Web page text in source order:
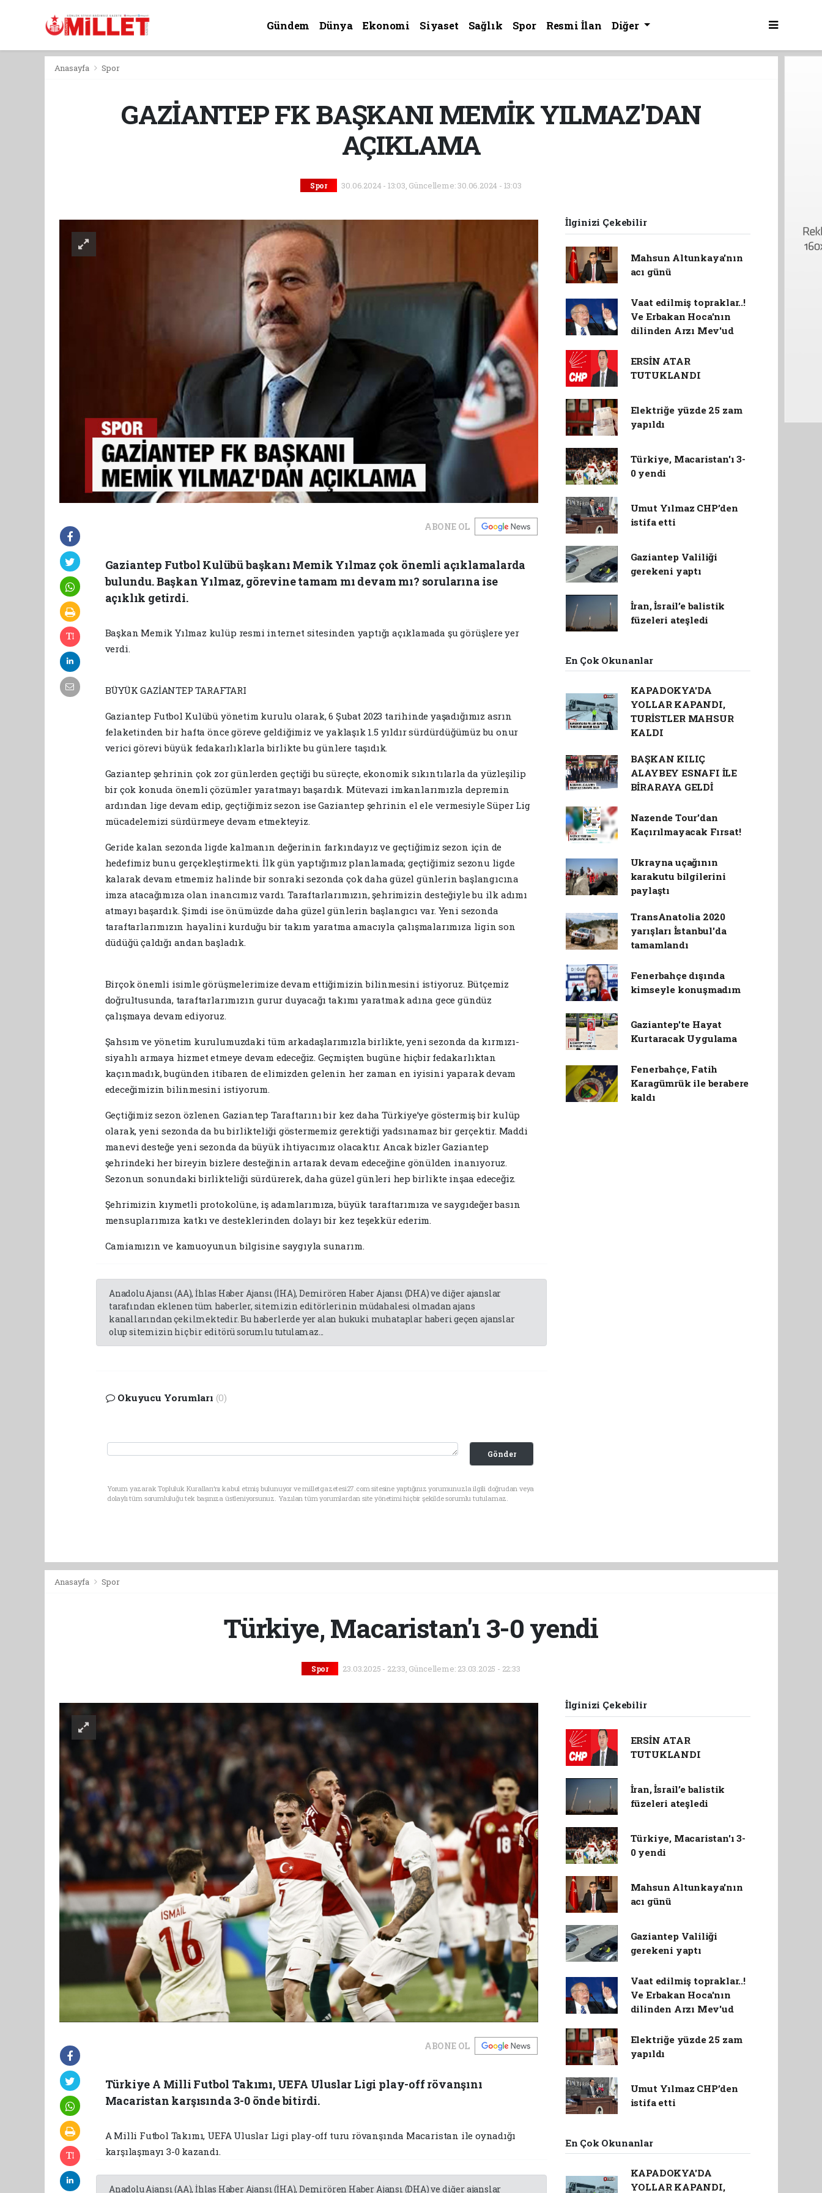
Gündem Dünya Ekonomi Siyaset Sağlık Spor Resmi İlan Diğer
Anasayfa Spor
GAZİANTEP FK BAŞKANI MEMİK YILMAZ'DAN
AÇIKLAMA
Spor 30.06.2024 - 13:03, Güncelleme: 30.06.2024 - 13:03
ABONE OL
Gaziantep Futbol Kulübü başkanı Memik Yılmaz çok önemli açıklamalarda
bulundu. Başkan Yılmaz, görevine tamam mı devam mı? sorularına ise
açıklık getirdi.
Başkan Memik Yılmaz kulüp resmi internet sitesinden yaptığı açıklamada şu görüşlere yer
verdi.
BÜYÜK GAZİANTEP TARAFTARI
Gaziantep Futbol Kulübü yönetim kurulu olarak, 6 Şubat 2023 tarihinde yaşadığımız asrın
felaketinden bir hafta önce göreve geldiğimiz ve yaklaşık 1.5 yıldır sürdürdüğümüz bu onur
verici görevi büyük fedakarlıklarla birlikte bu günlere taşıdık.
Gaziantep şehrinin çok zor günlerden geçtiği bu süreçte, ekonomik sıkıntılarla da yüzleşilip
bir çok konuda önemli çözümler yaratmayı başardık. Mütevazi imkanlarımızla depremin
ardından lige devam edip, geçtiğimiz sezon ise Gaziantep şehrinin el ele vermesiyle Süper Lig
mücadelemizi sürdürmeye devam etmekteyiz.
Geride kalan sezonda ligde kalmanın değerinin farkındayız ve geçtiğimiz sezon için de
hedefimiz bunu gerçekleştirmekti. İlk gün yaptığımız planlamada; geçtiğimiz sezonu ligde
kalarak devam etmemiz halinde bir sonraki sezonda çok daha güzel günlerin başlangıcına
imza atacağımıza olan inancımız vardı. Taraftarlarımızın, şehrimizin desteğiyle bu ilk adımı
atmayı başardık. Şimdi ise önümüzde daha güzel günlerin başlangıcı var. Yeni sezonda
taraftarlarımızın hayalini kurduğu bir takım yaratma amacıyla çalışmalarımıza ligin son
düdüğü çaldığı andan başladık.
Birçok önemli isimle görüşmelerimize devam ettiğimizin bilinmesini istiyoruz. Bütçemiz
doğrultusunda, taraftarlarımızın gurur duyacağı takımı yaratmak adına gece gündüz
çalışmaya devam ediyoruz.
Şahsım ve yönetim kurulumuzdaki tüm arkadaşlarımızla birlikte, yeni sezonda da kırmızı-
siyahlı armaya hizmet etmeye devam edeceğiz. Geçmişten bugüne hiçbir fedakarlıktan
kaçınmadık, bugünden itibaren de elimizden gelenin her zaman en iyisini yaparak devam
edeceğimizin bilinmesini istiyorum.
Geçtiğimiz sezon özlenen Gaziantep Taraftarını bir kez daha Türkiye’ye göstermiş bir kulüp
olarak, yeni sezonda da bu birlikteliği göstermemiz gerektiği yadsınamaz bir gerçektir. Maddi
manevi desteğe yeni sezonda da büyük ihtiyacımız olacaktır. Ancak bizler Gaziantep
şehrindeki her bireyin bizlere desteğinin artarak devam edeceğine gönülden inanıyoruz.
Sezonun sonundaki birlikteliği sürdürerek, daha güzel günleri hep birlikte inşaa edeceğiz.
Şehrimizin kıymetli protokolüne, iş adamlarımıza, büyük taraftarımıza ve saygıdeğer basın
mensuplarımıza katkı ve desteklerinden dolayı bir kez teşekkür ederim.
Camiamızın ve kamuoyunun bilgisine saygıyla sunarım.
Anadolu Ajansı (AA), İhlas Haber Ajansı (İHA), Demirören Haber Ajansı (DHA) ve diğer ajanslar
tarafından eklenen tüm haberler, sitemizin editörlerinin müdahalesi olmadan ajans
kanallarından çekilmektedir. Bu haberlerde yer alan hukuki muhataplar haberi geçen ajanslar
olup sitemizin hiç bir editörü sorumlu tutulamaz...
Okuyucu Yorumları (0)
Gönder
Yorum yazarak Topluluk Kuralları’nı kabul etmiş bulunuyor ve milletgazetesi27.com sitesine yaptığınız yorumunuzla ilgili doğrudan veya
dolaylı tüm sorumluluğu tek başınıza üstleniyorsunuz. Yazılan tüm yorumlardan site yönetimi hiçbir şekilde sorumlu tutulamaz.
İlginizi Çekebilir
Mahsun Altunkaya'nın
acı günü
Vaat edilmiş topraklar..!
Ve Erbakan Hoca'nın
dilinden Arzı Mev'ud
ERSİN ATAR
TUTUKLANDI
Elektriğe yüzde 25 zam
yapıldı
Türkiye, Macaristan'ı 3-
0 yendi
Umut Yılmaz CHP’den
istifa etti
Gaziantep Valiliği
gerekeni yaptı
İran, İsrail’e balistik
füzeleri ateşledi
En Çok Okunanlar
KAPADOKYA'DA
YOLLAR KAPANDI,
TURİSTLER MAHSUR
KALDI
BAŞKAN KILIÇ
ALAYBEY ESNAFI İLE
BİRARAYA GELDİ
Nazende Tour’dan
Kaçırılmayacak Fırsat!
Ukrayna uçağının
karakutu bilgilerini
paylaştı
TransAnatolia 2020
yarışları İstanbul'da
tamamlandı
Fenerbahçe dışında
kimseyle konuşmadım
Gaziantep'te Hayat
Kurtaracak Uygulama
Fenerbahçe, Fatih
Karagümrük ile berabere
kaldı
Anasayfa Spor
Türkiye, Macaristan'ı 3-0 yendi
Spor 23.03.2025 - 22:33, Güncelleme: 23.03.2025 - 22:33
ABONE OL
Türkiye A Milli Futbol Takımı, UEFA Uluslar Ligi play-off rövanşını
Macaristan karşısında 3-0 önde bitirdi.
A Milli Futbol Takımı, UEFA Uluslar Ligi play-off turu rövanşında Macaristan ile oynadığı
karşılaşmayı 3-0 kazandı.
Anadolu Ajansı (AA), İhlas Haber Ajansı (İHA), Demirören Haber Ajansı (DHA) ve diğer ajanslar
İlginizi Çekebilir
ERSİN ATAR
TUTUKLANDI
İran, İsrail’e balistik
füzeleri ateşledi
Türkiye, Macaristan'ı 3-
0 yendi
Mahsun Altunkaya'nın
acı günü
Gaziantep Valiliği
gerekeni yaptı
Vaat edilmiş topraklar..!
Ve Erbakan Hoca'nın
dilinden Arzı Mev'ud
Elektriğe yüzde 25 zam
yapıldı
Umut Yılmaz CHP’den
istifa etti
En Çok Okunanlar
KAPADOKYA'DA
YOLLAR KAPANDI,